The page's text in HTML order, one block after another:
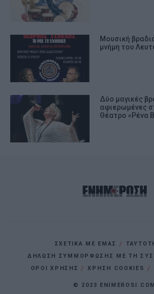
Μουσική
μνήμη του
Δύο μαγικές
αφιερωμένες
Θέατρο «Ρένα
ΣΧΕΤΙΚΑ ΜΕ ΕΜΑΣ
ΔΗΛΩΣΗ ΣΥΜΜΟΡΦΩΣΗΣ ΜΕ ΤΗ
ΌΡΟΙ ΧΡΗΣΗΣ
ΧΡΗΣΗ COOKIES
© 2023 ENIMEROSI.COM